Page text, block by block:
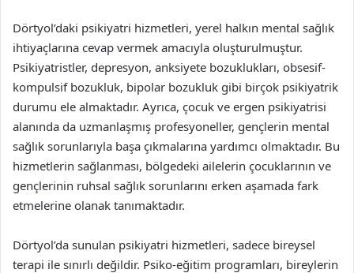
Dörtyol’daki psikiyatri hizmetleri, yerel halkın mental sağlık
ihtiyaçlarına cevap vermek amacıyla oluşturulmuştur.
Psikiyatristler, depresyon, anksiyete bozuklukları, obsesif-
kompulsif bozukluk, bipolar bozukluk gibi birçok psikiyatrik
durumu ele almaktadır. Ayrıca, çocuk ve ergen psikiyatrisi
alanında da uzmanlaşmış profesyoneller, gençlerin mental
sağlık sorunlarıyla başa çıkmalarına yardımcı olmaktadır. Bu
hizmetlerin sağlanması, bölgedeki ailelerin çocuklarının ve
gençlerinin ruhsal sağlık sorunlarını erken aşamada fark
etmelerine olanak tanımaktadır.
Dörtyol’da sunulan psikiyatri hizmetleri, sadece bireysel
terapi ile sınırlı değildir. Psiko-eğitim programları, bireylerin